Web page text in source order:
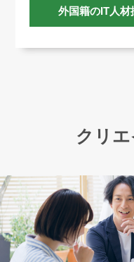
外国籍のIT人材
クリ